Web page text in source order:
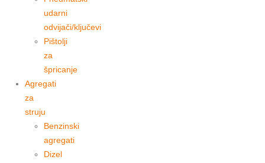
udarni
odvijači/ključevi
Pištolji
za
špricanje
Agregati
za
struju
Benzinski
agregati
Dizel